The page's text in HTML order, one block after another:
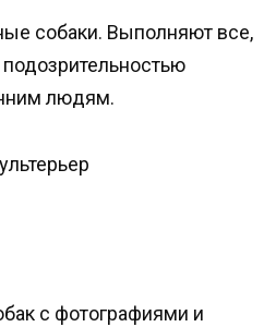
собаки. Выполняют все,
людям.
с фотографиями и